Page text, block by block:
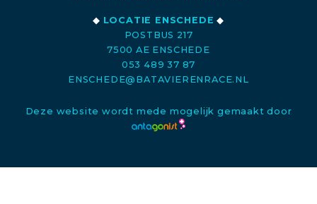
◆ LOCATIE ENSCHEDE ◆
POSTBUS 217
7500 AE ENSCHEDE
053 489 37 87
ENSCHEDE@BATAVIERENRACE.NL
Deze website wordt mede mogelijk gemaakt door